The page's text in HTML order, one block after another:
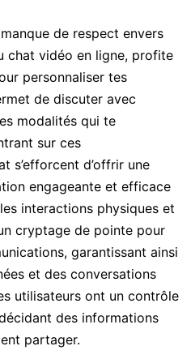
de respect envers
chat vidéo en ligne, profite
personnaliser tes
de discuter avec
modalités qui te
sur ces
s’efforcent d’offrir une
engageante et efficace
interactions physiques et
cryptage de pointe pour
garantissant ainsi
et des conversations
utilisateurs ont un contrôle
des informations
partager.